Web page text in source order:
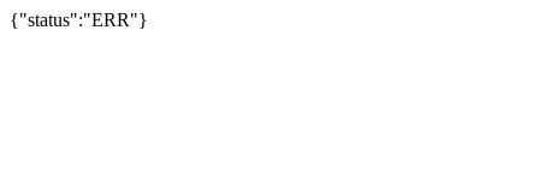
{"status":"ERR"}